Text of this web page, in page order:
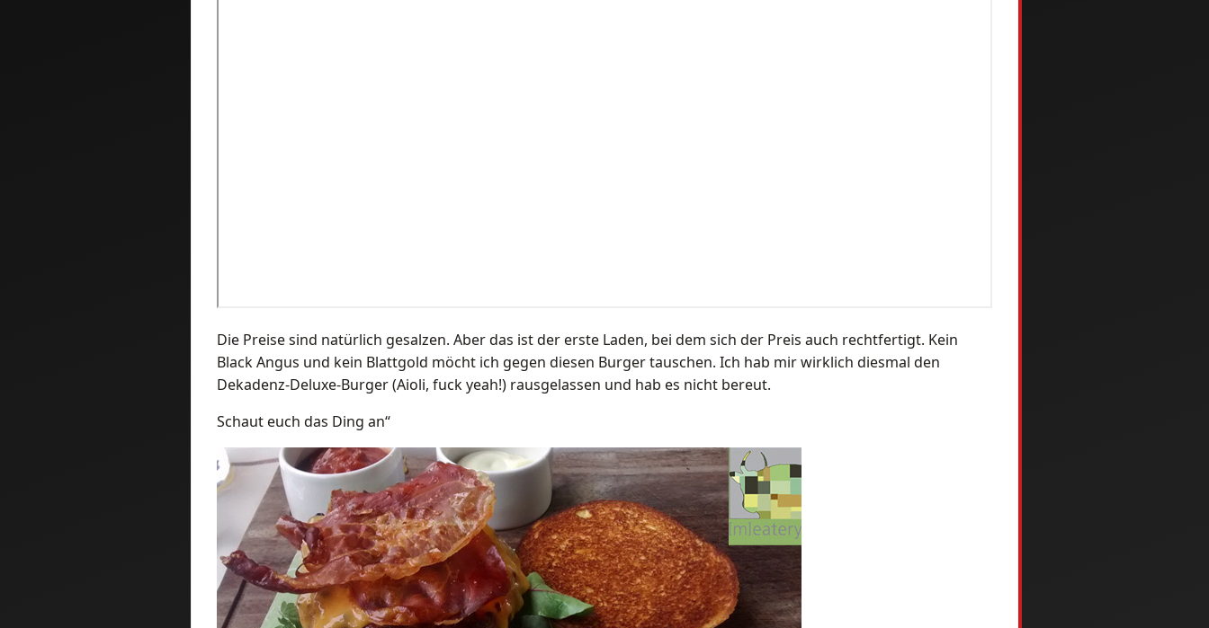
Die Preise sind natürlich gesalzen. Aber das ist der erste Laden, bei dem sich der Preis auch rechtfertigt. Kein
Black Angus und kein Blattgold möcht ich gegen diesen Burger tauschen. Ich hab mir wirklich diesmal den
Dekadenz-Deluxe-Burger (Aioli, fuck yeah!) rausgelassen und hab es nicht bereut.
Schaut euch das Ding an“